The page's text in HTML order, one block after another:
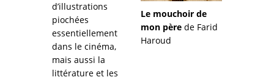
d’illustrations
piochées
essentiellement
dans le cinéma,
mais aussi la
littérature et les
Le mouchoir de
mon pèrede Farid
Haroud